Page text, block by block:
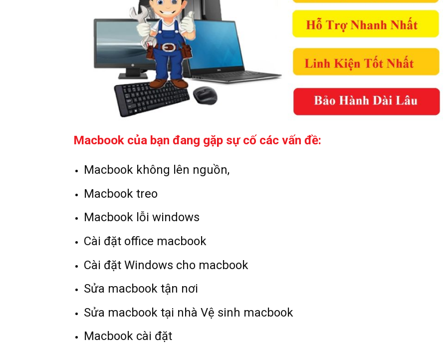
Macbook của bạn đang gặp sự cố các vấn đề:
Macbook không lên nguồn,
Macbook treo
Macbook lỗi windows
Cài đặt office macbook
Cài đặt Windows cho macbook
Sửa macbook tận nơi
Sửa macbook tại nhà Vệ sinh macbook
Macbook cài đặt